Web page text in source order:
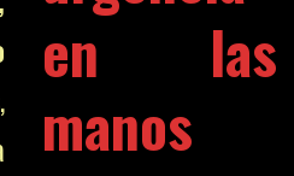
,
en las
manos